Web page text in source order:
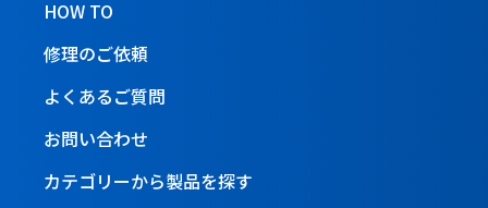
HOW TO
修理のご依頼
よくあるご質問
お問い合わせ
カテゴリーから製品を探す